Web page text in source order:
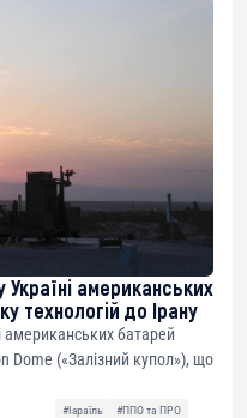
американських
технологій до Ірану
американських батарей
Dome («Залізний купол»), що
#Ізраїль
#ППО та ПРО